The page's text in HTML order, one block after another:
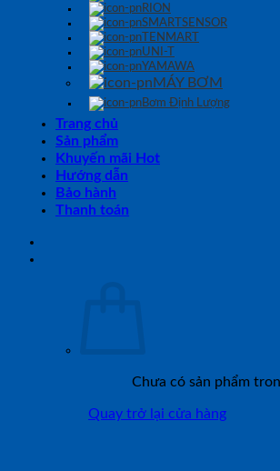
RION
SMARTSENSOR
TENMART
UNI-T
YAMAWA
MÁY BƠM
Bơm Định Lượng
Trang chủ
Sản phẩm
Khuyến mãi Hot
Hướng dẫn
Bảo hành
Thanh toán
Chưa có sản phẩm
Quay trở lại cửa hàng